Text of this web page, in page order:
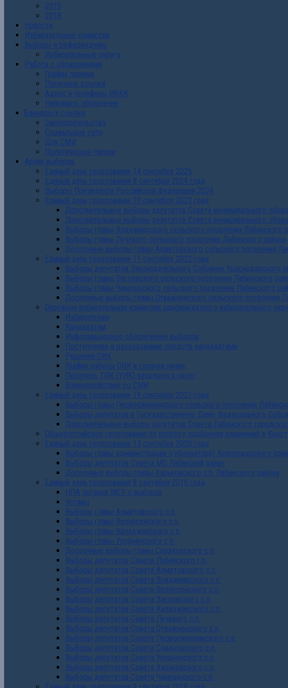
2019
2018
Новости
Избирательные комиссии
Выборы и референдумы
Избирательные округа
Работа с обращениями
График приема
Полезные ссылки
Адрес и телефоны ИККК
Направить обращение
Баннеры и ссылки
Законодательство
Социальные сети
Для СМИ
Политические партии
Архив выборов
Единый день голосования 14 сентября 2025
Единый день голосования 8 сентября 2024 года
Выборы Президента Российской Федерации 2024
Единый день голосования 10 сентября 2023 года
Дополнительные выборы депутатов Совета муниципального
Дополнительные выборы депутатов Совета муниципального
Выборы главы Владимирского сельского поселения Лабинского
Выборы главы Лучевого сельского поселения Лабинского района
Досрочные выборы главы Ахметовского сельского поселения
Единый день голосования 11 сентября 2022 года
Выборы депутатов Законодательного Собрания Краснодарского
Выборы главы Зассовского сельского поселения Лабинского
Выборы главы Чамлыкского сельского поселения Лабинского
Досрочные выборы главы Отважненского сельского поселения
Окружная избирательная комиссия одномандатного избирательного
Избирателям
Кандидатам
Информационное обеспечение выборов
Поступление и расходование средств кандидатами
Решения ОИК
График работы ОИК и горячая линия
Перечень ТИК (УИК) входящих в округ
Взаимодействие со СМИ
Единый день голосования 19 сентября 2021 года
Выборы главы Первосинюхинского сельского поселения
Выборы депутатов в Государственную Думу Федерального
Дополнительные выборы депутатов Совета Лабинского
Общероссийское голосование по вопросу одобрения изменений в
Единый день голосования 13 сентября 2020 года
Выборы главы администрации (губернатора) Краснодарского края
Выборы депутатов Совета МО Лабинский район
Досрочные выборы главы Харьковского с.п. Лабинского района
Единый день голосования 8 сентября 2019 года
НПА органов МСУ о выборах
Уставы
Выборы главы Ахметовского с.п.
Выборы главы Вознесенского с.п.
Выборы главы Каладжинского с.п.
Выборы главы Упорненского с.п.
Досрочные выборы главы Сладковского с.п.
Выборы депутатов Совета Лабинского г.п.
Выборы депутатов Совета Ахметовского с.п.
Выборы депутатов Совета Владимирского с.п.
Выборы депутатов Совета Вознесенского с.п.
Выборы депутатов Совета Зассовского с.п.
Выборы депутатов Совета Каладжинского с.п.
Выборы депутатов Совета Лучевого с.п.
Выборы депутатов Совета Отважненского с.п.
Выборы депутатов Совета Первосинюхинского с.п.
Выборы депутатов Совета Сладковского с.п.
Выборы депутатов Совета Упорненского с.п.
Выборы депутатов Совета Харьковского с.п.
Выборы депутатов Совета Чамлыкского с.п.